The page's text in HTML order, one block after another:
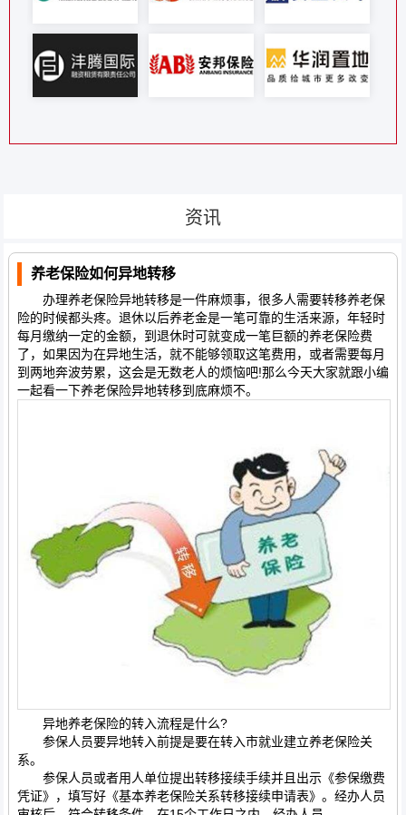
资讯
养老保险如何异地转移
办理养老保险异地转移是一件麻烦事，很多人需要转移养老保
险的时候都头疼。退休以后养老金是一笔可靠的生活来源，年轻时
每月缴纳一定的金额，到退休时可就变成一笔巨额的养老保险费
了，如果因为在异地生活，就不能够领取这笔费用，或者需要每月
到两地奔波劳累，这会是无数老人的烦恼吧!那么今天大家就跟小编
一起看一下养老保险异地转移到底麻烦不。
异地养老保险的转入流程是什么?
参保人员要异地转入前提是要在转入市就业建立养老保险关
系。
参保人员或者用人单位提出转移接续手续并且出示《参保缴费
凭证》，填写好《基本养老保险关系转移接续申请表》。经办人员